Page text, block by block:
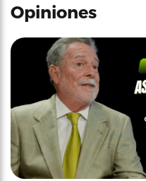
Opiniones